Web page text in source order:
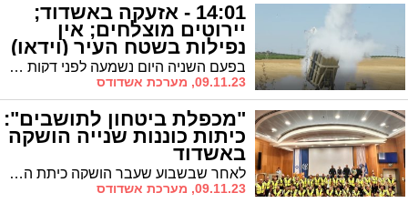
14:01 - אזעקה באשדוד;
יירוטים מוצלחים; אין
נפילות בשטח העיר (וידאו)
בפעם השניה היום נשמעה לפני דקות אחדות אזעקה באשדוד ולאחריה הדי יירוטים. כיפת ברזל יירטה את האיום בהצלחה, דווח על נפילות בשטחים פתוחים סמוך לעיר. ללא נזק או נפגעים.
09.11.23, מערכת אשדודס
"מכפלת ביטחון לתושבים":
כיתות כוננות שנייה הושקה
באשדוד
לאחר שבשבוע שעבר הושקה כיתת הכוננות באשדוד בנוכחות ראש העיר ד"ר לסרי והשר לביטחון לאומי איתמר בן גביר, הושקה אתמול כיתת הכוננות השנייה בעיר.
09.11.23, מערכת אשדודס